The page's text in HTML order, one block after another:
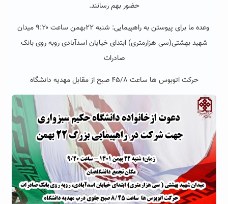
حضور بهم رسانند.
وعده ما برای پیوستن به راهپیمایی: شنبه۲۲بهمن ساعت۹:۲۰میدان
شهید بهشتی(سی هزارمتری) ابتدای خیایان اسدآبادی روبه روی بانک
صادرات
حرکت اتوبوس ها ساعت ۴۵/۸ صبح از مقابل مهدیه دانشگاه